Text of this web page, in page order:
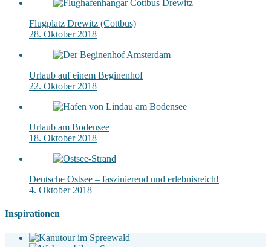
Flugplatz Drewitz (Cottbus)
28. Oktober 2018
Urlaub auf einem Beginenhof
22. Oktober 2018
Urlaub am Bodensee
18. Oktober 2018
Deutsche Ostsee – faszinierend und erlebnisreich!
4. Oktober 2018
Inspirationen